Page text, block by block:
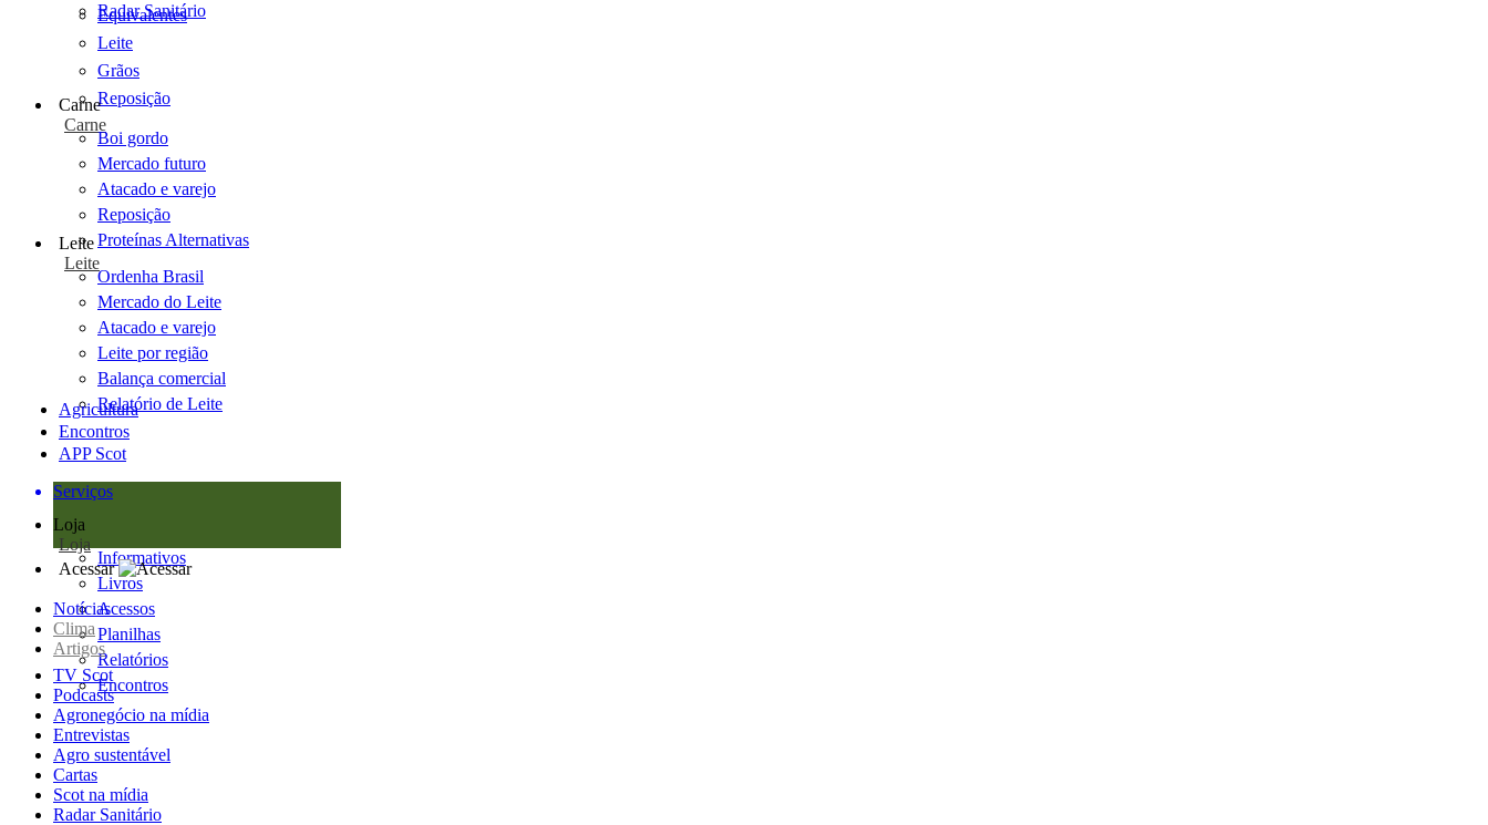
Radar Sanitário
Equivalentes
Leite
Grãos
Reposição
Carne
Carne
Boi gordo
Mercado futuro
Atacado e varejo
Reposição
Proteínas Alternativas
Leite
Leite
Ordenha Brasil
Mercado do Leite
Atacado e varejo
Leite por região
Balança comercial
Relatório de Leite
Agricultura
Encontros
APP Scot
Serviços
Loja
Loja
Informativos
Livros
Acessos
Planilhas
Relatórios
Encontros
Acessar
Notícias
Clima
Artigos
TV Scot
Podcasts
Agronegócio na mídia
Entrevistas
Agro sustentável
Cartas
Scot na mídia
Radar Sanitário